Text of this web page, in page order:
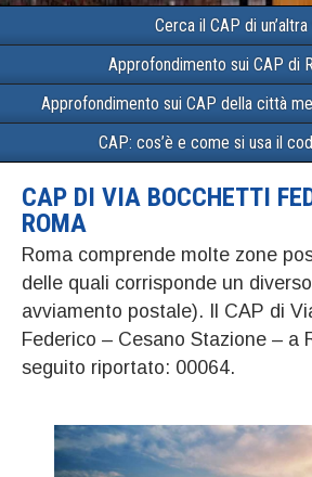
Cerca il CAP di un’altra
Approfondimento sui CAP di
Approfondimento sui CAP della città
CAP: cos’è e come si usa il
CAP DI VIA BOCCHETTI
ROMA
Roma comprende molte zone
delle quali corrisponde un
avviamento postale). Il CAP di
Federico – Cesano Stazione – a
seguito riportato: 00064.